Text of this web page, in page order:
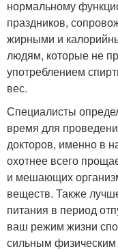
нормальному
праздников,
жирными и
людям, которые не
употреблением
вес.
Специалисты
время для
докторов, именно в
охотнее всего
и мешающих
веществ. Также
питания в период
ваш режим жизни
сильным физическим